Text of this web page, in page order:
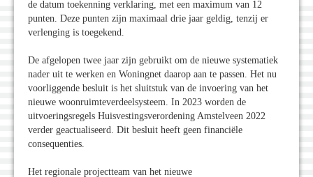
de datum toekenning verklaring, met een maximum van 12
punten. Deze punten zijn maximaal drie jaar geldig, tenzij er
verlenging is toegekend.
De afgelopen twee jaar zijn gebruikt om de nieuwe systematiek
nader uit te werken en Woningnet daarop aan te passen. Het nu
voorliggende besluit is het sluitstuk van de invoering van het
nieuwe woonruimteverdeelsysteem. In 2023 worden de
uitvoeringsregels Huisvestingsverordening Amstelveen 2022
verder geactualiseerd. Dit besluit heeft geen financiële
consequenties.
Het regionale projectteam van het nieuwe